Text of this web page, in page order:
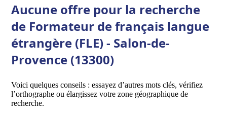
Aucune offre pour la recherche
de Formateur de français langue
étrangère (FLE) - Salon-de-
Provence (13300)
Voici quelques conseils : essayez d’autres mots clés, vérifiez
l’orthographe ou élargissez votre zone géographique de
recherche.